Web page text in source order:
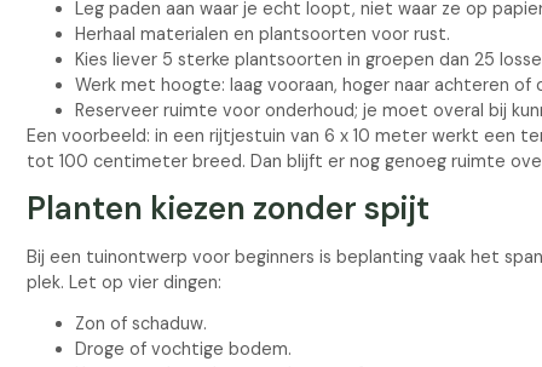
Leg paden aan waar je echt loopt, niet waar ze op
Herhaal materialen en plantsoorten voor rust.
Kies liever 5 sterke plantsoorten in groepen dan 25
Werk met hoogte: laag vooraan, hoger naar achteren of
Reserveer ruimte voor onderhoud; je moet overal bij
Een voorbeeld: in een rijtjestuin van 6 x 10 meter werkt een
tot 100 centimeter breed. Dan blijft er nog genoeg ruimte
Planten kiezen zonder spijt
Bij een tuinontwerp voor beginners is beplanting vaak het
plek. Let op vier dingen:
Zon of schaduw.
Droge of vochtige bodem.